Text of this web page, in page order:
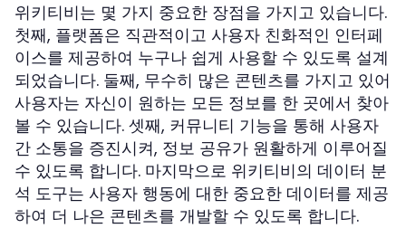
위키티비는 몇 가지 중요한 장점을 가지고 있습니다.
첫째, 플랫폼은 직관적이고 사용자 친화적인 인터페
이스를 제공하여 누구나 쉽게 사용할 수 있도록 설계
되었습니다. 둘째, 무수히 많은 콘텐츠를 가지고 있어
사용자는 자신이 원하는 모든 정보를 한 곳에서 찾아
볼 수 있습니다. 셋째, 커뮤니티 기능을 통해 사용자
간 소통을 증진시켜, 정보 공유가 원활하게 이루어질
수 있도록 합니다. 마지막으로 위키티비의 데이터 분
석 도구는 사용자 행동에 대한 중요한 데이터를 제공
하여 더 나은 콘텐츠를 개발할 수 있도록 합니다.